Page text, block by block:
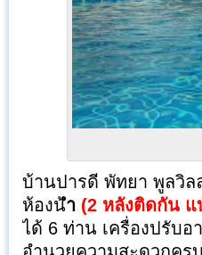
บ้านปารดี พัทยา พูลวิ
ห้องน้ำ (2 หลังติดกัน แ
ได้ 6 ท่าน เครื่องปรับ